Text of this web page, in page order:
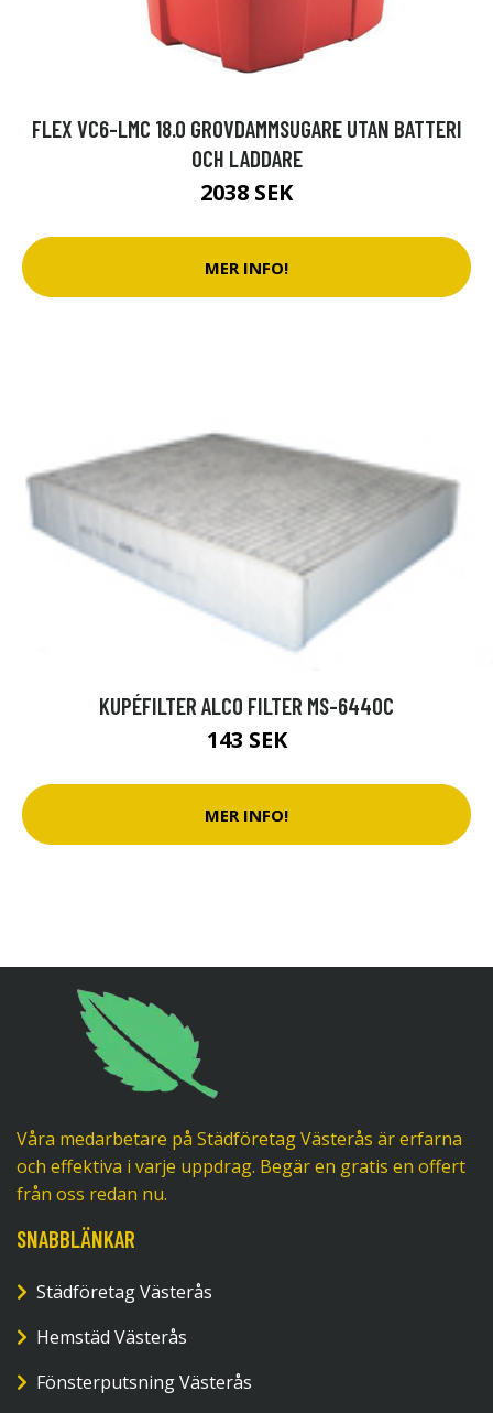
FLEX VC6-LMC 18.0 GROVDAMMSUGARE UTAN BATTERI
OCH LADDARE
2038 SEK
MER INFO!
KUPÉFILTER ALCO FILTER MS-6440C
143 SEK
MER INFO!
Våra medarbetare på Städföretag Västerås är erfarna
och effektiva i varje uppdrag. Begär en gratis en offert
från oss redan nu.
SNABBLÄNKAR
Städföretag Västerås
Hemstäd Västerås
Fönsterputsning Västerås